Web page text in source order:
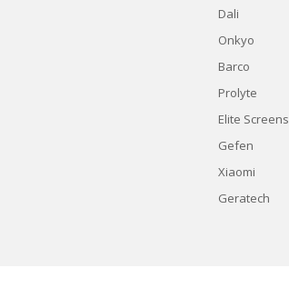
Dali
Onkyo
Barco
Prolyte
Elite Screens
Gefen
Xiaomi
Geratech